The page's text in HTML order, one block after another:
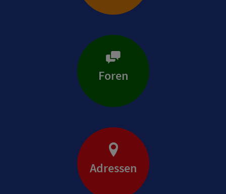
Foren
Adressen